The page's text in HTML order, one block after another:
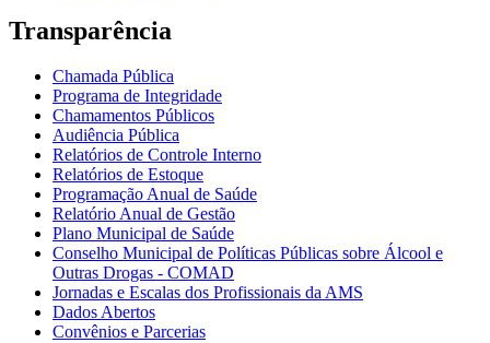
Transparência
Chamada Pública
Programa de Integridade
Chamamentos Públicos
Audiência Pública
Relatórios de Controle Interno
Relatórios de Estoque
Programação Anual de Saúde
Relatório Anual de Gestão
Plano Municipal de Saúde
Conselho Municipal de Políticas Públicas sobre Álcool e
Outras Drogas - COMAD
Jornadas e Escalas dos Profissionais da AMS
Dados Abertos
Convênios e Parcerias